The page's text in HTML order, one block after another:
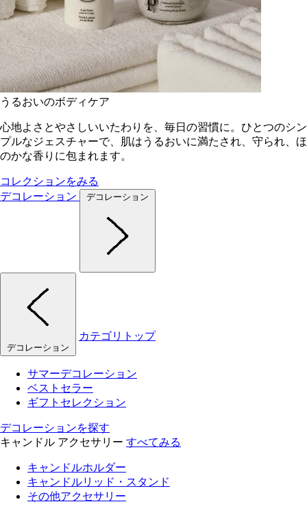
うるおいのボディケア
心地よさとやさしいいたわりを、毎日の習慣に。ひとつのシン
プルなジェスチャーで、肌はうるおいに満たされ、守られ、ほ
のかな香りに包まれます。
コレクションをみる
デコレーション
デコレーション
デコレーション
カテゴリトップ
サマーデコレーション
ベストセラー
ギフトセレクション
デコレーションを探す
キャンドル アクセサリー すべてみる
キャンドルホルダー
キャンドルリッド・スタンド
その他アクセサリー